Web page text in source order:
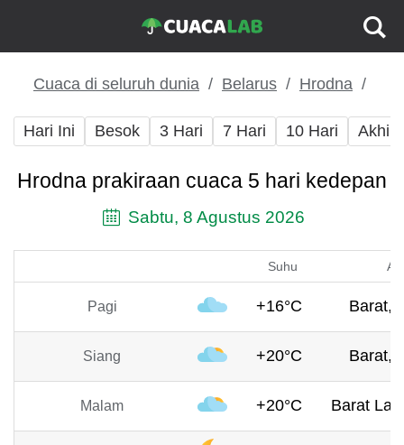
Cuaca di seluruh dunia Belarus Hrodna
Hari Ini Besok 3 Hari 7 Hari 10 Hari Akhir
Hrodna prakiraan cuaca 5 hari kedepan
Sabtu, 8 Agustus 2026
Suhu
Pagi +16°C Barat,
Siang +20°C Barat,
Malam +20°C Barat